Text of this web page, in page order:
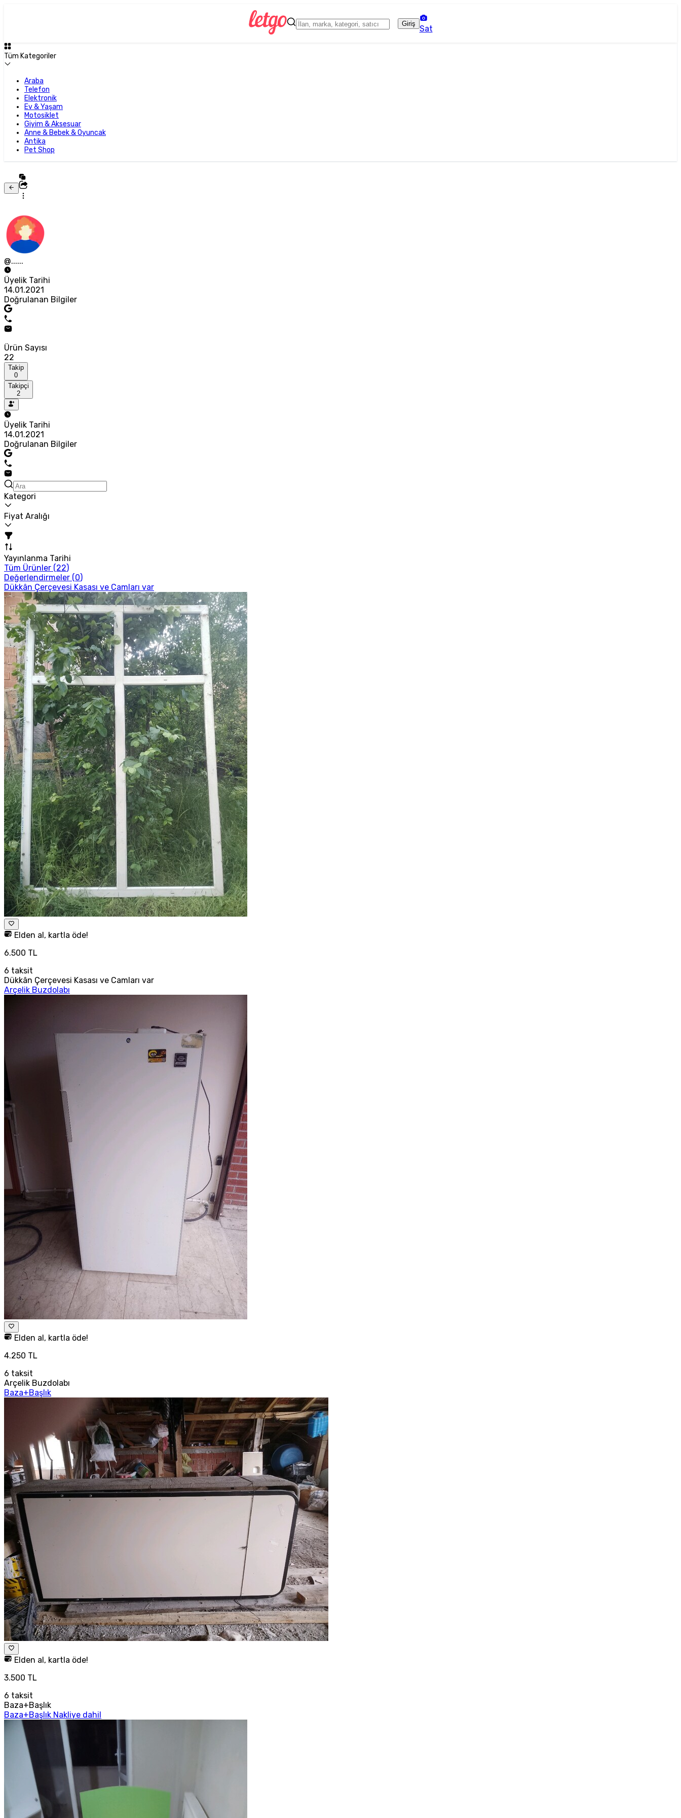
Giriş
Sat
Tüm Kategoriler
Araba
Telefon
Elektronik
Ev & Yaşam
Motosiklet
Giyim & Aksesuar
Anne & Bebek & Oyuncak
Antika
Pet Shop
@......
Üyelik Tarihi
14.01.2021
Doğrulanan Bilgiler
Ürün Sayısı
22
Takip
0
Takipçi
2
Üyelik Tarihi
14.01.2021
Doğrulanan Bilgiler
Kategori
Fiyat Aralığı
Yayınlanma Tarihi
Tüm Ürünler (22)
Değerlendirmeler (0)
Dükkân Çerçevesi Kasası ve Camları var
Elden al, kartla öde!
6.500 TL
6 taksit
Dükkân Çerçevesi Kasası ve Camları var
Arçelik Buzdolabı
Elden al, kartla öde!
4.250 TL
6 taksit
Arçelik Buzdolabı
Baza+Başlık
Elden al, kartla öde!
3.500 TL
6 taksit
Baza+Başlık
Baza+Başlık Nakliye dahil